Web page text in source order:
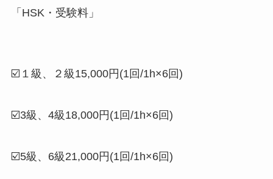
「HSK・受験料」
☑️１級、２級15,000円(1回/1h×6回)
☑️3級、4級18,000円(1回/1h×6回)
☑️5級、6級21,000円(1回/1h×6回)